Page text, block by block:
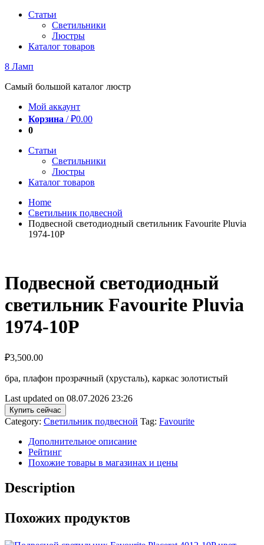
Перейти
содержимому
Статьи
Светильники
Люстры
Каталог товаров
8 Ламп
Самый большой каталог люстр
Мой аккаунт
Корзина /₽0.00
0
Статьи
Светильники
Люстры
Каталог товаров
Home
Светильник подвесной
Подвесной светодиодный светильник Favourite Pluvia
1974-10P
Подвесной светодиодный
светильник Favourite Pluvia
1974-10P
₽3,500.00
бра, плафон прозрачный (хрусталь), каркас золотистый
Last updated on 08.07.2026 23:26
Купить сейчас
Category: Светильник подвесной Tag: Favourite
Дополнительное описание
Рейтинг
Похожие товары в магазинах и цены
Description
Похожих продуктов